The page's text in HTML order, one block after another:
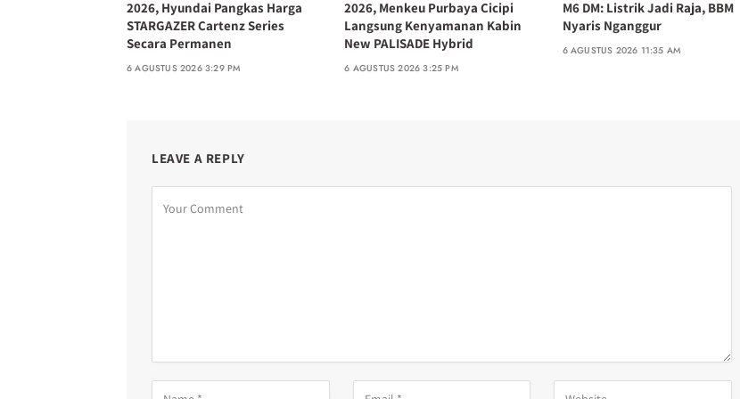
2026, Hyundai Pangkas Harga
STARGAZER Cartenz Series
Secara Permanen
6 AGUSTUS 2026 3:29 PM
2026, Menkeu Purbaya Cicipi
Langsung Kenyamanan Kabin
New PALISADE Hybrid
6 AGUSTUS 2026 3:25 PM
M6 DM: Listrik Jadi Raja, BBM
Nyaris Nganggur
6 AGUSTUS 2026 11:35 AM
LEAVE A REPLY